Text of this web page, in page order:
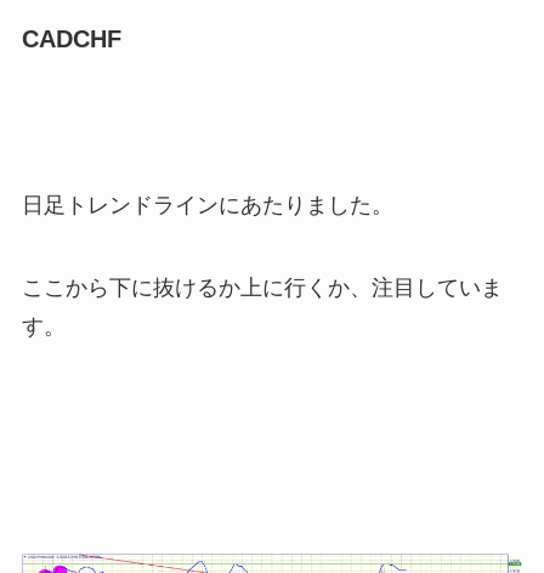
CADCHF
日足トレンドラインにあたりました。
ここから下に抜けるか上に行くか、注目していま
す。